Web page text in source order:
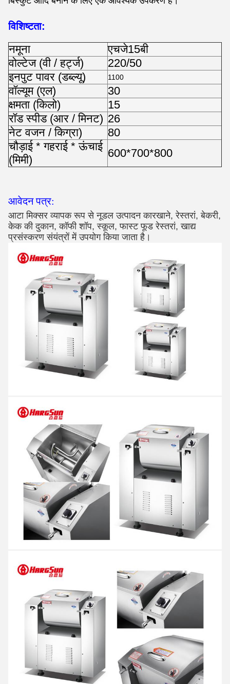
विशिष्टता:
नमूना
एचजे15बी
वोल्टेज (वी / हर्ट्ज)
220/50
इनपुट पावर (डब्ल्यू)
1100
वॉल्यूम (एल)
30
क्षमता (किलो)
15
रॉड स्पीड (आर / मिनट) 26
नेट वजन / किग्रा)
80
चौड़ाई * गहराई * ऊंचाई
(मिमी)
600*700*800
आवेदन पत्र:
आटा मिक्सर व्यापक रूप से नूडल उत्पादन कारखाने, रेस्तरां, बेकरी,
केक की दुकान, कॉफी शॉप, स्कूल, फास्ट फूड रेस्तरां, खाद्य
प्रसंस्करण संयंत्रों में उपयोग किया जाता है।